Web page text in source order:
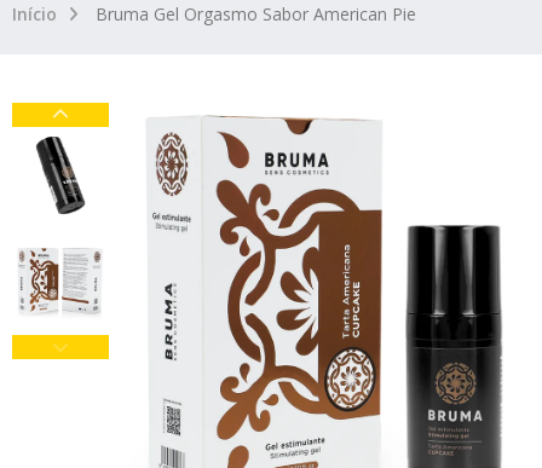
Início Bruma Gel Orgasmo Sabor American Pie